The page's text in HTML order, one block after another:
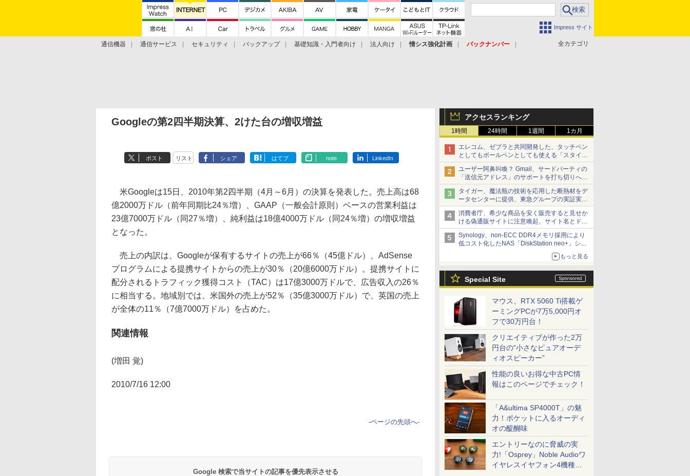
Impress サイト
全カテゴリ
通信機器 通信サービス セキュリティ バックアップ 基礎知識・入門者向け 法人向け 情シス強化計画
バックナンバー
アクセスランキング
1時間 24時間 1週間 1カ月
エレコム、ゼブラと共同開発した、タッチペン
としてもボールペンとしても使える「スタイラ
スツーウェイ」発売 iPadにも紙にも、持ち替
えずに書き込める
ユーザー阿鼻叫喚？ Gmail、サードパーティの
「送信元アドレス」のサポートを打ち切りへ
【やじうまWatch】
タイガー、魔法瓶の技術を応用した断熱材をデ
ータセンターに提供、東急グループの実証実験
で 「ステンレス密封真空断熱パネル TIVIP」
消費者庁、希少な商品を安く販売すると見せか
ける偽通販サイトに注意喚起、サイト名とドメ
イン名を公表
Synology、non-ECC DDR4メモリ採用により
低コスト化したNAS「DiskStation neo+」シリ
ーズ 予算を抑えて導入でき、ECCメモリへの
もっと見る
Special Site
マウス、RTX 5060 Ti搭載ゲ
ーミングPCが7万5,000円オ
フで30万円台！
クリエイティブが作った2万
円台の“小さなピュアオーデ
ィオスピーカー”
性能の良いお得な中古PC情
報はこのページでチェック！
「A&ultima SP4000T」の魅
力！ポケットに入るオーディ
オの醍醐味
エントリーなのに脅威の実
力!「Osprey」Noble Audioワ
イヤレスイヤフォン4機種を
Googleの第2四半期決算、2けた台の増収増益
ポスト リスト シェア はてブ note LinkedIn
米Googleは15日、2010年第2四半期（4月～6月）の決算を発表した。売上高は68
億2000万ドル（前年同期比24％増）、GAAP（一般会計原則）ベースの営業利益は
23億7000万ドル（同27％増）、純利益は18億4000万ドル（同24％増）の増収増益
となった。
売上の内訳は、Googleが保有するサイトの売上が66％（45億ドル）、AdSense
プログラムによる提携サイトからの売上が30％（20億6000万ドル）。提携サイトに
配分されるトラフィック獲得コスト（TAC）は17億3000万ドルで、広告収入の26％
に相当する。地域別では、米国外の売上が52％（35億3000万ドル）で、英国の売上
が全体の11％（7億7000万ドル）を占めた。
関連情報
(増田 覚)
2010/7/16 12:00
-ページの先頭へ-
Google 検索で当サイトの記事を優先表示させる